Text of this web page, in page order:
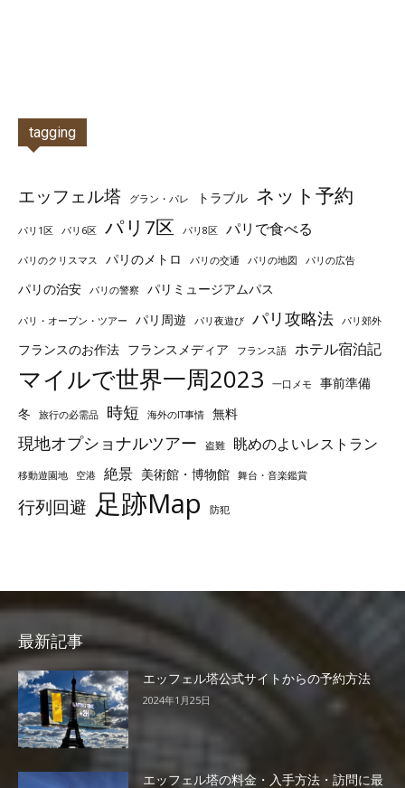
tagging
エッフェル塔 グラン・パレ トラブル ネット予約
パリ1区 パリ6区 パリ7区 パリ8区 パリで食べる
パリのクリスマス パリのメトロ パリの交通 パリの地図 パリの広告
パリの治安 パリの警察 パリミュージアムパス
パリ・オープン・ツアー パリ周遊 パリ夜遊び パリ攻略法 パリ郊外
フランスのお作法 フランスメディア フランス語 ホテル宿泊記
マイルで世界一周2023 一口メモ
事前準備
冬
旅行の必需品 時短 海外のIT事情 無料
現地オプショナルツアー 盗難 眺めのよいレストラン
移動遊園地 空港 絶景 美術館・博物館 舞台・音楽鑑賞
行列回避 足跡Map 防犯
最新記事
エッフェル塔公式サイトからの予約方法
2024年1月25日
エッフェル塔の料金・入手方法・訪問に最